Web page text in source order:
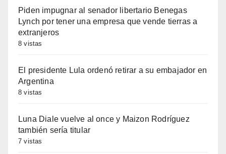
Piden impugnar al senador libertario Benegas
Lynch por tener una empresa que vende tierras a
extranjeros
8 vistas
El presidente Lula ordenó retirar a su embajador en
Argentina
8 vistas
Luna Diale vuelve al once y Maizon Rodríguez
también sería titular
7 vistas